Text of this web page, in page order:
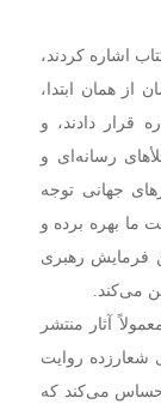
اشاره کردند،‌
از همان ابتدا‌،
قرار دادند‌، و
رسانه‌ای و
جهانی توجه
ما بهره برده و
فرمایش رهبری
می‌کند.
آثار منتشر
شعارزده روایت
می‌کند که